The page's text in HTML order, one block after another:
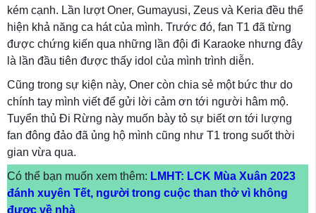
kém cạnh. Lần lượt Oner, Gumayusi, Zeus và Keria đều thể
hiện khả năng ca hát của mình. Trước đó, fan T1 đã từng
được chứng kiến qua những lần đội đi Karaoke nhưng đây
là lần đầu tiên được thấy idol của mình trình diễn.
Cũng trong sự kiện này, Oner còn chia sẻ một bức thư do
chính tay mình viết để gửi lời cảm ơn tới người hâm mộ.
Tuyển thủ Đi Rừng này muốn bày tỏ sự biết ơn tới lượng
fan đông đảo đã ủng hộ mình cũng như T1 trong suốt thời
gian vừa qua.
Có thể bạn muốn xem thêm: LMHT: LCK Mùa Xuân 2023
đánh xuyên Tết, người trong cuộc than thở vì không
được về nhà